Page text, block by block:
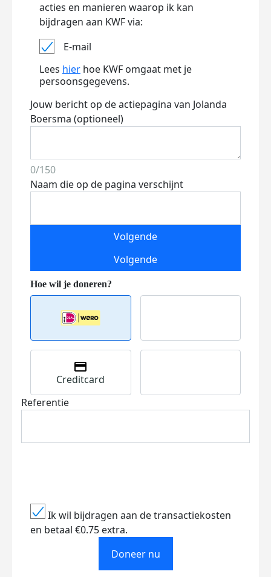
acties en manieren waarop ik kan
bijdragen aan KWF via:
E-mail
Lees hier hoe KWF omgaat met je
persoonsgegevens.
Jouw bericht op de actiepagina van Jolanda
Boersma (optioneel)
0/150
Naam die op de pagina verschijnt
Volgende
Volgende
Creditcard
Referentie
Ik wil bijdragen aan de transactiekosten
en betaal €0.75 extra.
Doneer nu